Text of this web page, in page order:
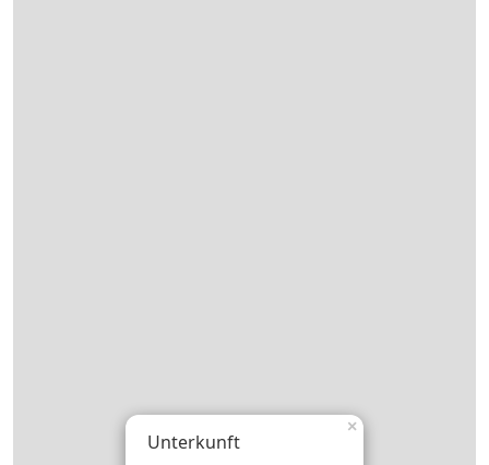
Unterkunft
×